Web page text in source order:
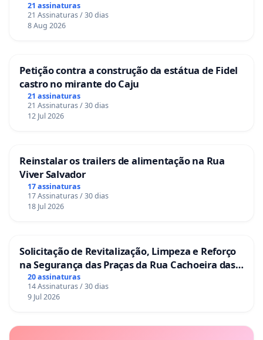
21 assinaturas
21 Assinaturas / 30 dias
8 Aug 2026
Petição contra a construção da estátua de Fidel
castro no mirante do Caju
21 assinaturas
21 Assinaturas / 30 dias
12 Jul 2026
Reinstalar os trailers de alimentação na Rua
Viver Salvador
17 assinaturas
17 Assinaturas / 30 dias
18 Jul 2026
Solicitação de Revitalização, Limpeza e Reforço
na Segurança das Praças da Rua Cachoeira das
Sete Ilhas
20 assinaturas
14 Assinaturas / 30 dias
9 Jul 2026